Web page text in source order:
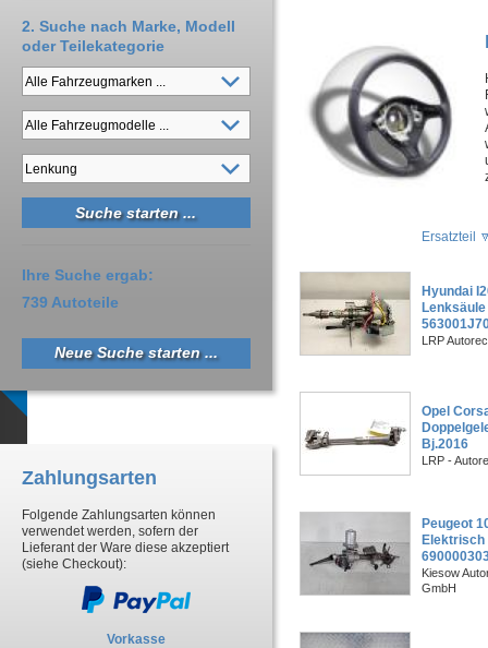
Ersatzteil
Hyundai
LRP
Opel
Bj.2016
LRP -
Peugeot
Elektrisch
Kiesow
GmbH
2. Suche nach Marke, Modell
oder Teilekategorie
Ihre Suche ergab:
739 Autoteile
Neue Suche starten ...
Zahlungsarten
Folgende Zahlungsarten können
verwendet werden, sofern der
Lieferant der Ware diese akzeptiert
(siehe Checkout):
Vorkasse